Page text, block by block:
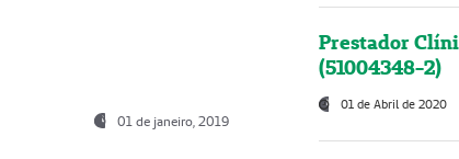
01 de janeiro, 2019
Prestador
(51004348-2)
01 de Abril de 2020